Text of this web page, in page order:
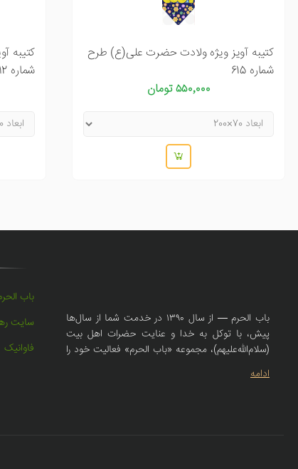
کتیبه آویز ویژه ولادت حضرت علی(ع) طرح
شماره 615
۵۵۰٬۰۰۰ تومان
کتیبه
شماره 612
باب الحرم — از سال ۱۳۹۰ در خدمت شما از سال‌ها
پیش، با توکل به خدا و عنایت حضرات اهل بیت
(سلام‌الله‌علیهم)، مجموعه «باب الحرم» فعالیت خود را
در حوزهٔ فرهنگی و مذهبی آغاز کرد و همواره در تلاش
بوده تا با ارائهٔ متون صحیحهٔ روضه، سبک‌های اصیل
ادامه
باب
سایت
فاوانیک